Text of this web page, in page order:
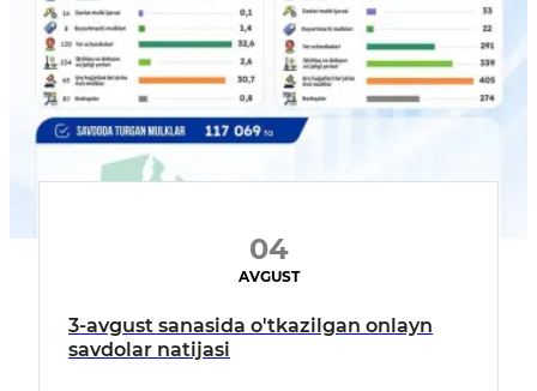
04
AVGUST
3-avgust sanasida o'tkazilgan onlayn
savdolar natijasi